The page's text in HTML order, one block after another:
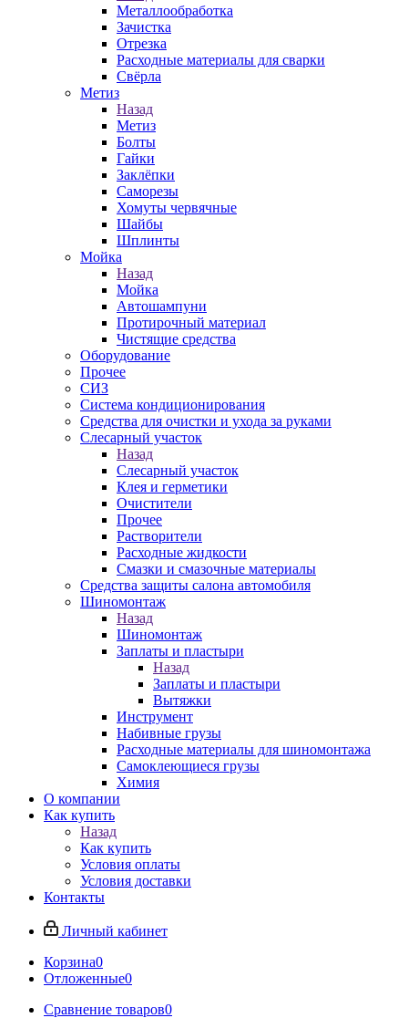
Металлообработка
Зачистка
Отрезка
Расходные материалы для сварки
Свёрла
Метиз
Назад
Метиз
Болты
Гайки
Заклёпки
Саморезы
Хомуты червячные
Шайбы
Шплинты
Мойка
Назад
Мойка
Автошампуни
Протирочный материал
Чистящие средства
Оборудование
Прочее
СИЗ
Система кондиционирования
Средства для очистки и ухода за руками
Слесарный участок
Назад
Слесарный участок
Клея и герметики
Очистители
Прочее
Растворители
Расходные жидкости
Смазки и смазочные материалы
Средства защиты салона автомобиля
Шиномонтаж
Назад
Шиномонтаж
Заплаты и пластыри
Назад
Заплаты и пластыри
Вытяжки
Инструмент
Набивные грузы
Расходные материалы для шиномонтажа
Самоклеющиеся грузы
Химия
О компании
Как купить
Назад
Как купить
Условия оплаты
Условия доставки
Контакты
Личный кабинет
Корзина0
Отложенные0
Сравнение товаров0